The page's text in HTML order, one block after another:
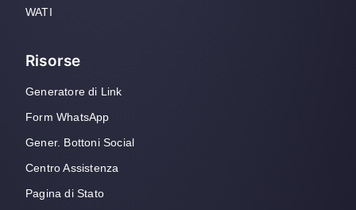
WATI
Risorse
Generatore di Link
Form WhatsApp
Gener. Bottoni Social
Centro Assistenza
Pagina di Stato